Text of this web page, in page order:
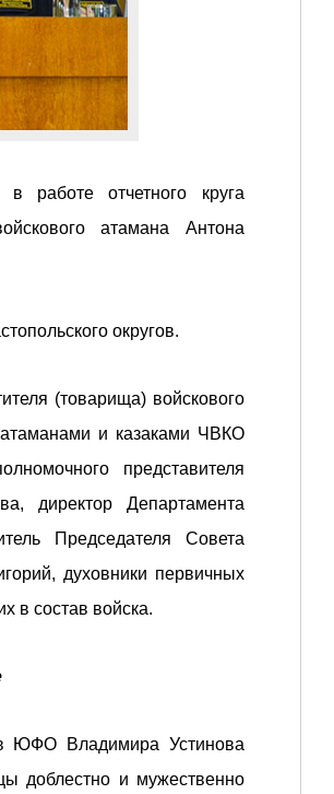
работе отчетного круга
атамана Антона
округов.
(товарища) войскового
и казаками ЧВКО
представителя
директор Департамента
Председателя Совета
духовники первичных
в состав войска.
ЮФО Владимира Устинова
доблестно и мужественно